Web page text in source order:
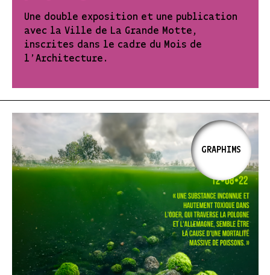
Une double exposition et une publication
avec la Ville de La Grande Motte,
inscrites dans le cadre du Mois de
l'Architecture.
GRAPHIMS